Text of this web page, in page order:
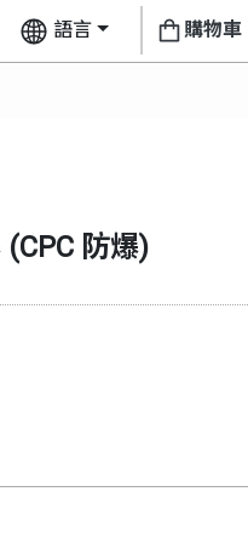
語言 購物車
(CPC 防爆)